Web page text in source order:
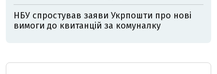
НБУ спростував заяви Укрпошти про нові
вимоги до квитанцій за комуналку